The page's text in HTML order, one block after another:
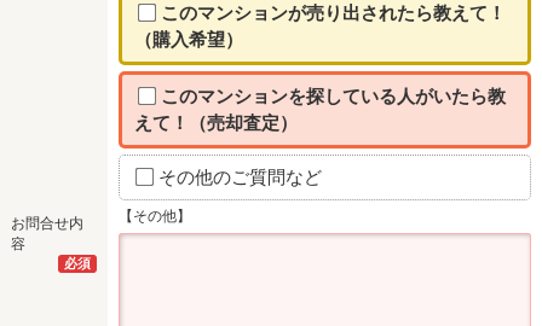
お問合せ内
容
必須
このマンションが売り出されたら教えて！
（購入希望）
このマンションを探している人がいたら教
えて！（売却査定）
その他のご質問など
【その他】